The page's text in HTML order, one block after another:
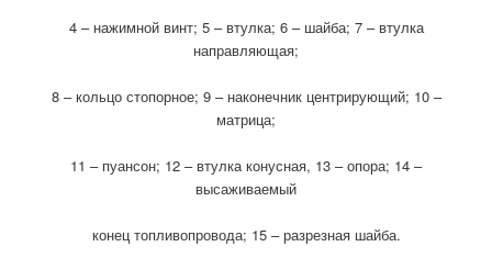
4 – нажимной винт; 5 – втулка; 6 – шайба; 7 – втулка
направляющая;
8 – кольцо стопорное; 9 – наконечник центрирующий; 10 –
матрица;
11 – пуансон; 12 – втулка конусная, 13 – опора; 14 –
высаживаемый
конец топливопровода; 15 – разрезная шайба.